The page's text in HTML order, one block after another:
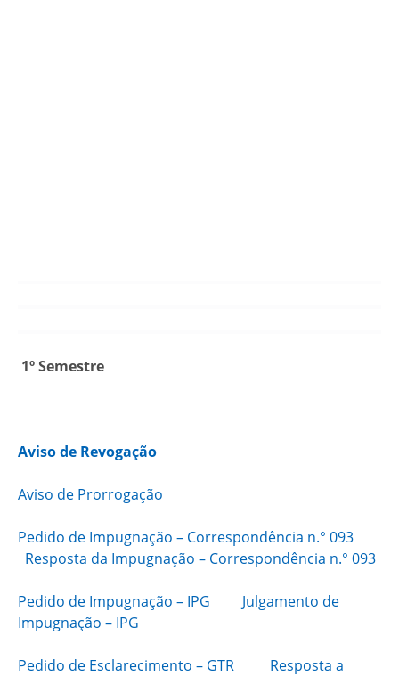
1º Semestre
Aviso de Revogação
Aviso de Prorrogação
Pedido de Impugnação – Correspondência n.° 093
Resposta da Impugnação – Correspondência n.° 093
Pedido de Impugnação – IPG
Julgamento de
Impugnação – IPG
Pedido de Esclarecimento – GTR
Resposta a